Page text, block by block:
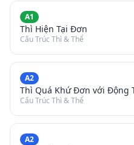
A1
Thì Hiện Tại Đơn
Cấu Trúc Thì & Thể
A2
Thì Quá Khứ Đơn với Động
Cấu Trúc Thì & Thể
A2